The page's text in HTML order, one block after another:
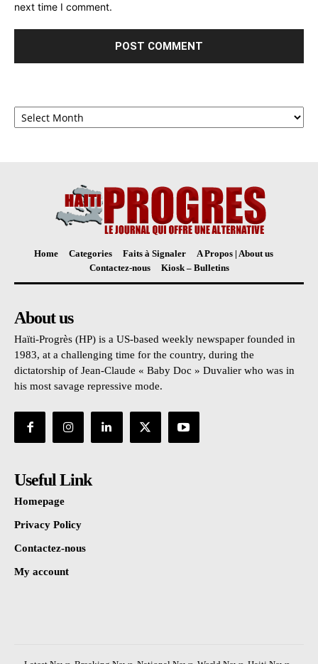
next time I comment.
Archives
Home Categories Faits à Signaler
A Propos | About us
Contactez-nous
Kiosk – Bulletins
About us
Haïti-Progrès (HP) is a US-based weekly newspaper founded in
1983, at a challenging time for the country, during the
dictatorship of Jean-Claude « Baby Doc » Duvalier who was in
his most savage repressive mode.
Useful Link
Homepage
Privacy Policy
Contactez-nous
My account